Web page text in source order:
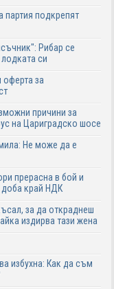
партия подкрепят
Рибар се
си
за
причини за
на Цариградско шосе
Не може да е
прерасна в бой и
край НДК
за да откраднеш
издирва тази жена
избухна: Как да съм